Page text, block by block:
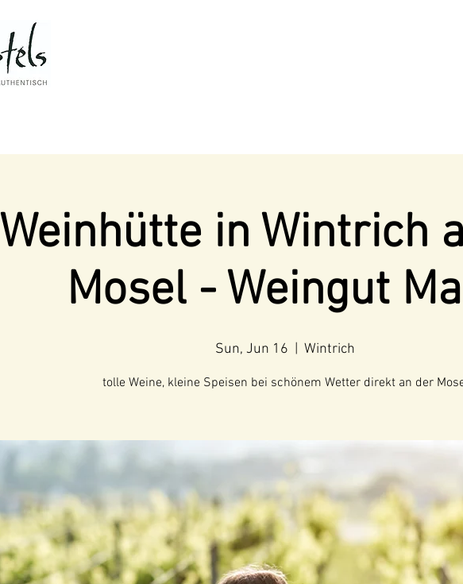
Weinhütte in Wintrich
Mosel - Weingut
Sun, Jun 16 Wintrich
tolle Weine, kleine Speisen bei schönem Wetter direkt an der